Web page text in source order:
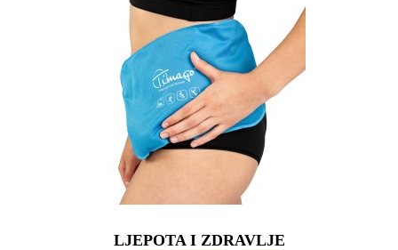
LJEPOTA I ZDRAVLJE